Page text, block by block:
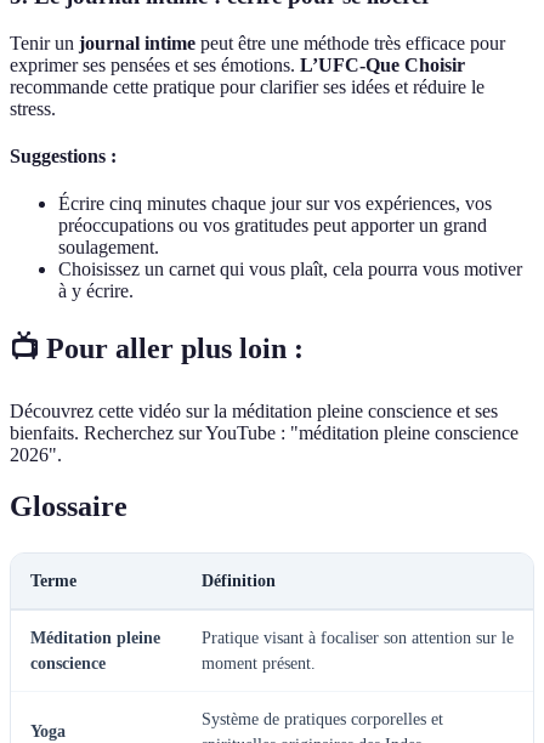
Tenir un journal intime peut être une méthode très efficace pour
exprimer ses pensées et ses émotions. L’UFC-Que Choisir
recommande cette pratique pour clarifier ses idées et réduire le
stress.
Suggestions :
Écrire cinq minutes chaque jour sur vos expériences, vos
préoccupations ou vos gratitudes peut apporter un grand
soulagement.
Choisissez un carnet qui vous plaît, cela pourra vous motiver
à y écrire.
📺 Pour aller plus loin :
Découvrez cette vidéo sur la méditation pleine conscience et ses
bienfaits. Recherchez sur YouTube : "méditation pleine conscience
2026".
Glossaire
Terme Définition
Méditation pleine
conscience
Pratique visant à focaliser son attention sur le
moment présent.
Yoga
Système de pratiques corporelles et